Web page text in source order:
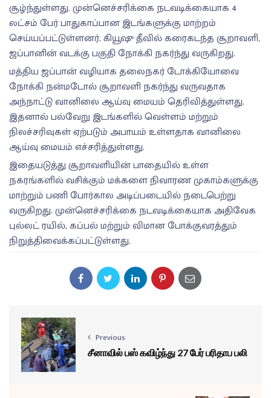
சூழ்ந்துள்ளது. முன்னெச்சரிக்கை நடவடிக்கையாக 4
லட்சம் பேர் பாதுகாப்பான இடங்களுக்கு மாற்றம்
செய்யப்பட்டுள்ளனர். கியூஷு தீவில் கரைகடந்த சூறாவளி,
ஜப்பானின் வடக்கு பகுதி நோக்கி நகர்ந்து வருகிறது.
மத்திய ஜப்பான் வழியாக தலைநகர் டோக்கியோவை
நோக்கி நன்மடோல் சூறாவளி நகர்ந்து வருவதாக
அந்நாட்டு வானிலை ஆய்வு மையம் தெரிவித்துள்ளது.
இதனால் பல்வேறு இடங்களில் வெள்ளம் மற்றும்
நிலச்சரிவுகள் ஏற்படும் அபாயம் உள்ளதாக வானிலை
ஆய்வு மையம் எச்சரித்துள்ளது.
இதையடுத்து சூறாவளியின் பாதையில் உள்ள
நகரங்களில் வசிக்கும் மக்களை நிவாரண முகாம்களுக்கு
மாற்றும் பணி போர்கால அடிப்படையில் நடைபெற்று
வருகிறது. முன்னெச்சரிக்கை நடவடிக்கையாக அதிவேக
புல்லட் ரயில், கப்பல் மற்றும் விமான போக்குவரத்தும்
நிறுத்திவைக்கப்பட்டுள்ளது.
Previous
சீனாவில் பஸ் கவிழ்ந்து 27 பேர் பரிதாப பலி